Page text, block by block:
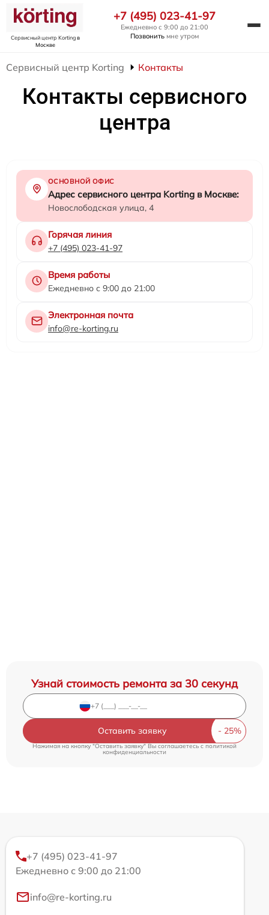
Сервисный центр Kortingв
Москве
+7 (495) 023-41-97
Ежедневно с 9:00 до 21:00
Позвонить мне утром
Сервисный центр Korting Контакты
Контакты сервисного
центра
ОСНОВНОЙ ОФИС
Адрес сервисного центра Korting в Москве:
Новослободская улица, 4
Горячая линия
+7 (495) 023-41-97
Время работы
Ежедневно с 9:00 до 21:00
Электронная почта
info@re-korting.ru
Узнай стоимость ремонта за 30 секунд
Оставить заявку
Нажимая на кнопку "Оставить заявку" Вы соглашаетесь cполитикой
конфиденциальности
+7 (495) 023-41-97
Ежедневно с 9:00 до 21:00
info@re-korting.ru